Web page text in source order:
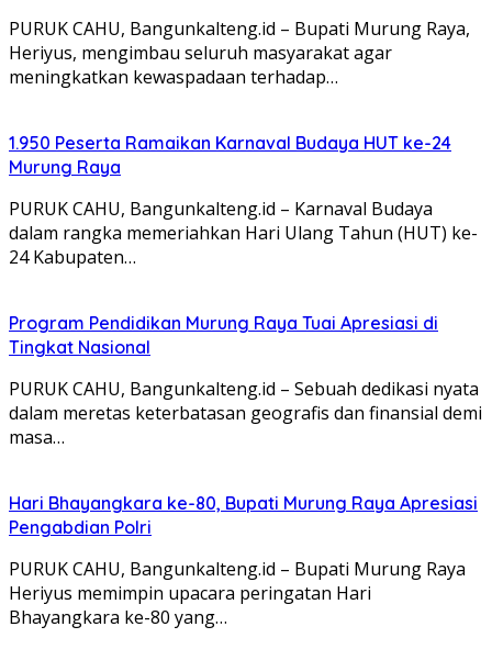
Program Pendidikan Murung Raya Tuai Apresiasi di
Tingkat Nasional
dalam meretas keterbatasan geografis dan finansial demi
masa…
Hari Bhayangkara ke-80, Bupati Murung Raya Apresiasi
Pengabdian Polri
Heriyus memimpin upacara peringatan Hari
Bhayangkara ke-80 yang…
Pemkab Murung Raya Matangkan Persiapan Program
BSPS Tahun 2026
Kabupaten (Pemkab) Murung Raya melalui perangkat
daerah terkait mengikuti sosialisasi…
Heriyus Ajak Peserta Jadikan Porcam Momentum
Tingkatkan Prestasi